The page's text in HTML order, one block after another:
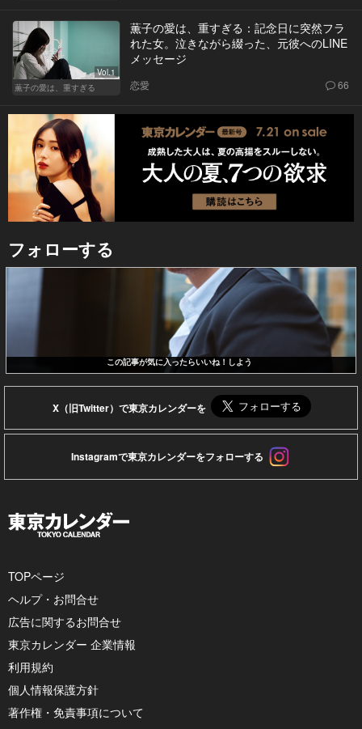
Vol.1
薫子の愛は、重すぎる
薫子の愛は、重すぎる：記念日に突然フラ
れた女。泣きながら綴った、元彼へのLINE
メッセージ
恋愛 66
フォローする
この記事が気に入ったらいいね！しよう
X（旧Twitter）で東京カレンダーを
Instagramで東京カレンダーをフォローする
TOPページ
ヘルプ・お問合せ
広告に関するお問合せ
東京カレンダー 企業情報
利用規約
個人情報保護方針
著作権・免責事項について